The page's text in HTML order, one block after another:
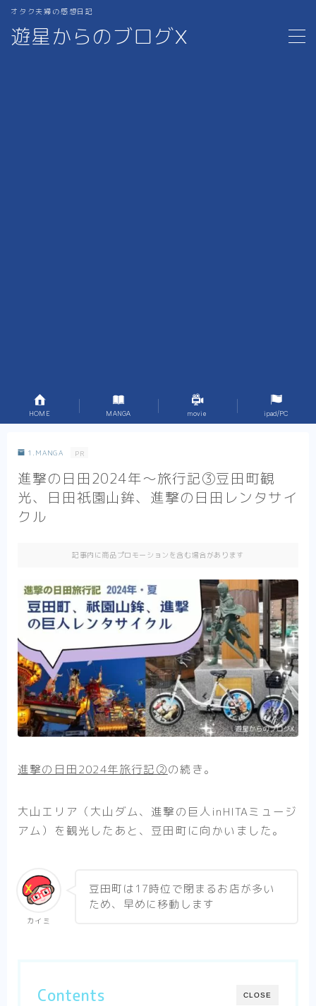
遊星からのブログX
オタク夫婦の感想日記
MENU
HOME MANGA movie ipad/PC
1.MANGA PR
進撃の日田2024年〜旅行記③豆田町観
光、日田祇園山鉾、進撃の日田レンタサイ
クル
記事内に商品プロモーションを含む場合があります
進撃の日田2024年旅行記②の続き。
大山エリア（大山ダム、進撃の巨人inHITAミュージ
アム）を観光したあと、豆田町に向かいました。
カイミ
豆田町は17時位で閉まるお店が多い
ため、早めに移動します
CLOSE
Contents